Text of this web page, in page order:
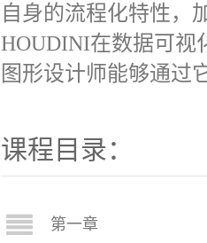
自身的流程化特性，
HOUDINI在数据可视
图形设计师能够通过
课程目录：
第一章